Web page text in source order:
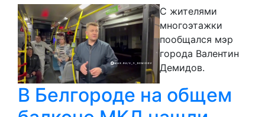
С жителями
многоэтажки
пообщался мэр
города Валентин
Демидов.
В Белгороде на общем